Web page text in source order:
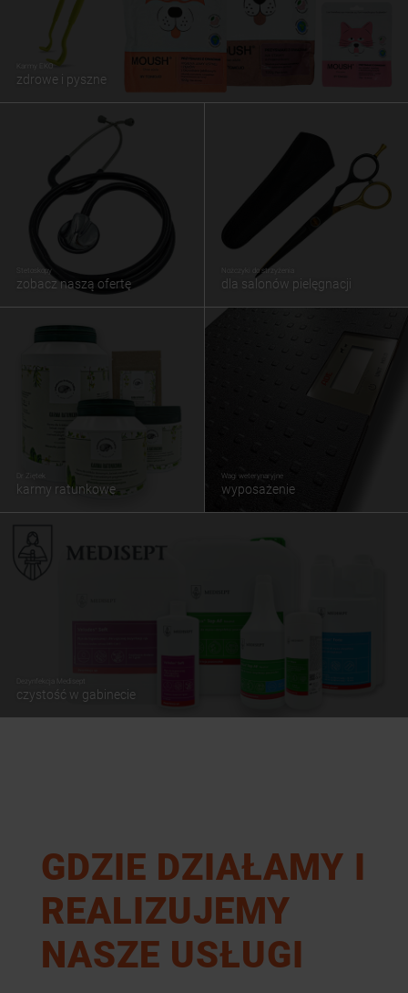
Karmy EKO
zdrowe i pyszne
Stetoskopy
zobacz naszą ofertę
Nożczyki do strzyżenia
dla salonów pielęgnacji
Dezynfekcja Medisept
czystość w gabinecie
Dr Ziętek
karmy ratunkowe
Wagi weterynaryjne
wyposażenie
GDZIE DZIAŁAMY I
REALIZUJEMY
NASZE USŁUGI